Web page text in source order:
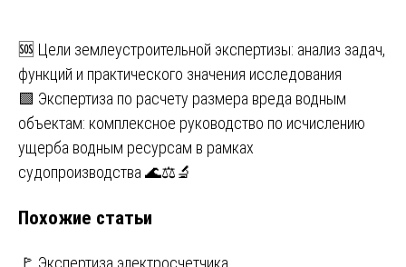
Навигация
по
записям
🆘 Цели землеустроительной экспертизы: анализ задач,
функций и практического значения исследования
🟩 Экспертиза по расчету размера вреда водным
объектам: комплексное руководство по исчислению
ущерба водным ресурсам в рамках
судопроизводства 🌊⚖️🔬
Похожие статьи
🚩 Экспертиза электросчетчика